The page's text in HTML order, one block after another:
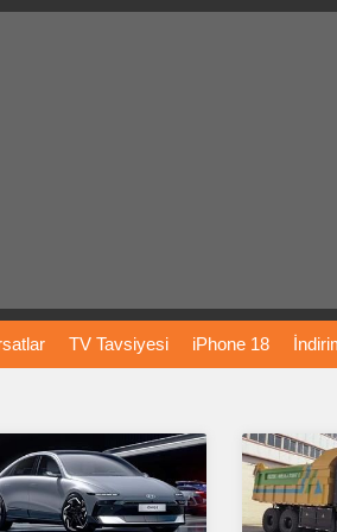
TV Tavsiyesi iPhone 18
Bitcoin Dizi Önerileri Telefon Önerileri
Çöktü Mü